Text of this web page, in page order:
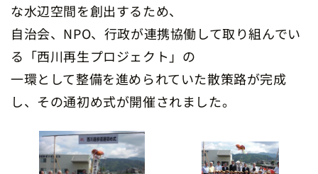
な水辺空間を創出するため、
自治会、NPO、行政が連携協働して取り組んでい
る「西川再生プロジェクト」の
一環として整備を進められていた散策路が完成
し、その通初め式が開催されました。